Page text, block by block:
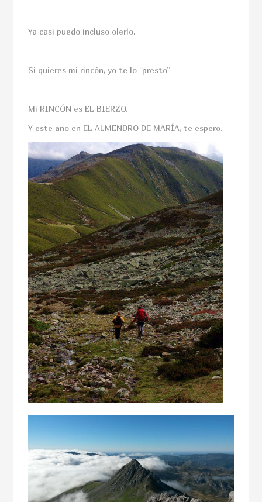
Ya casi puedo incluso olerlo.
Si quieres mi rincón, yo te lo “presto”
Mi RINCÓN es EL BIERZO.
Y este año en EL ALMENDRO DE MARÍA, te espero.